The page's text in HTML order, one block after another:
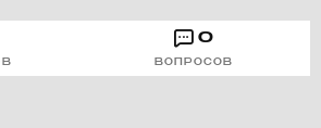
0
ВОПРОСОВ